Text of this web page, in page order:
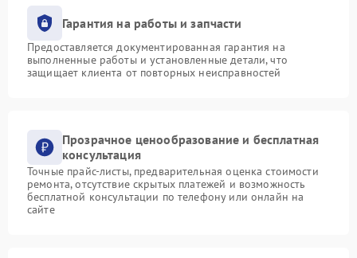
Гарантия на работы и запчасти
Предоставляется документированная гарантия на
выполненные работы и установленные детали, что
защищает клиента от повторных неисправностей
Прозрачное ценообразование и бесплатная
консультация
Точные прайс-листы, предварительная оценка стоимости
ремонта, отсутствие скрытых платежей и возможность
бесплатной консультации по телефону или онлайн на
сайте